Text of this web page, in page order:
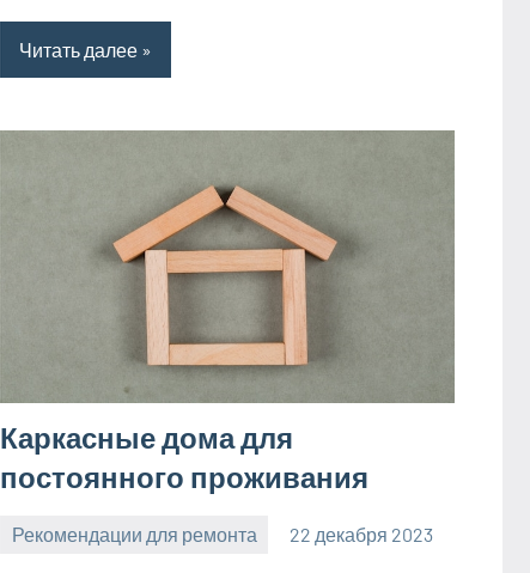
Читать далее
Каркасные дома для
постоянного проживания
Рекомендации для ремонта 22 декабря 2023